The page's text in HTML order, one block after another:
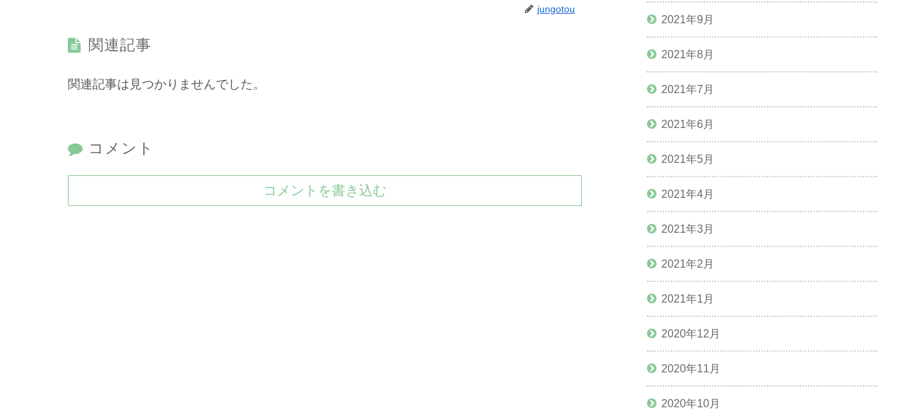
jungotou
関連記事
関連記事は見つかりませんでした。
コメント
コメントを書き込む
2021年9月
2021年8月
2021年7月
2021年6月
2021年5月
2021年4月
2021年3月
2021年2月
2021年1月
2020年12月
2020年11月
2020年10月